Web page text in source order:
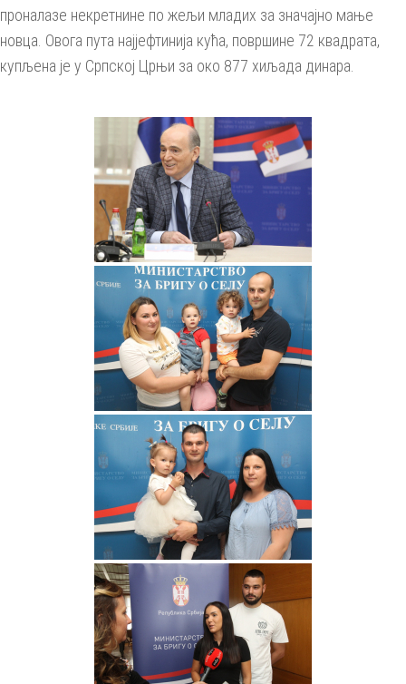
проналазе некретнине по жељи младих за значајно мање
новца. Овога пута најјефтинија кућа, површине 72 квадрата,
купљена је у Српској Црњи за око 877 хиљада динара.